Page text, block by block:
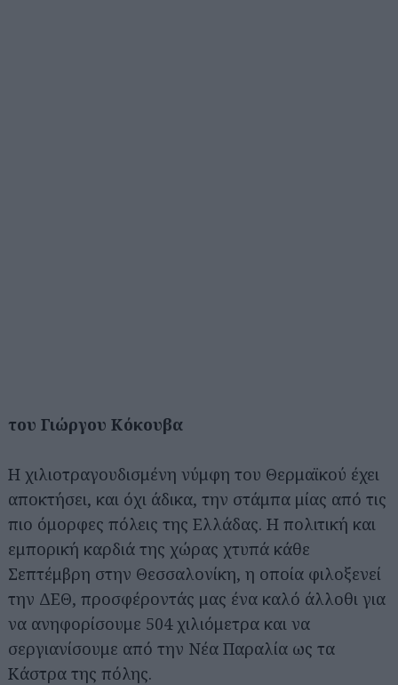
του Γιώργου Κόκουβα
Η χιλιοτραγουδισμένη νύμφη του Θερμαϊκού έχει
αποκτήσει, και όχι άδικα, την στάμπα μίας από τις
πιο όμορφες πόλεις της Ελλάδας. Η πολιτική και
εμπορική καρδιά της χώρας χτυπά κάθε
Σεπτέμβρη στην Θεσσαλονίκη, η οποία φιλοξενεί
την ΔΕΘ, προσφέροντάς μας ένα καλό άλλοθι για
να ανηφορίσουμε 504 χιλιόμετρα και να
σεργιανίσουμε από την Νέα Παραλία ως τα
Κάστρα της πόλης.